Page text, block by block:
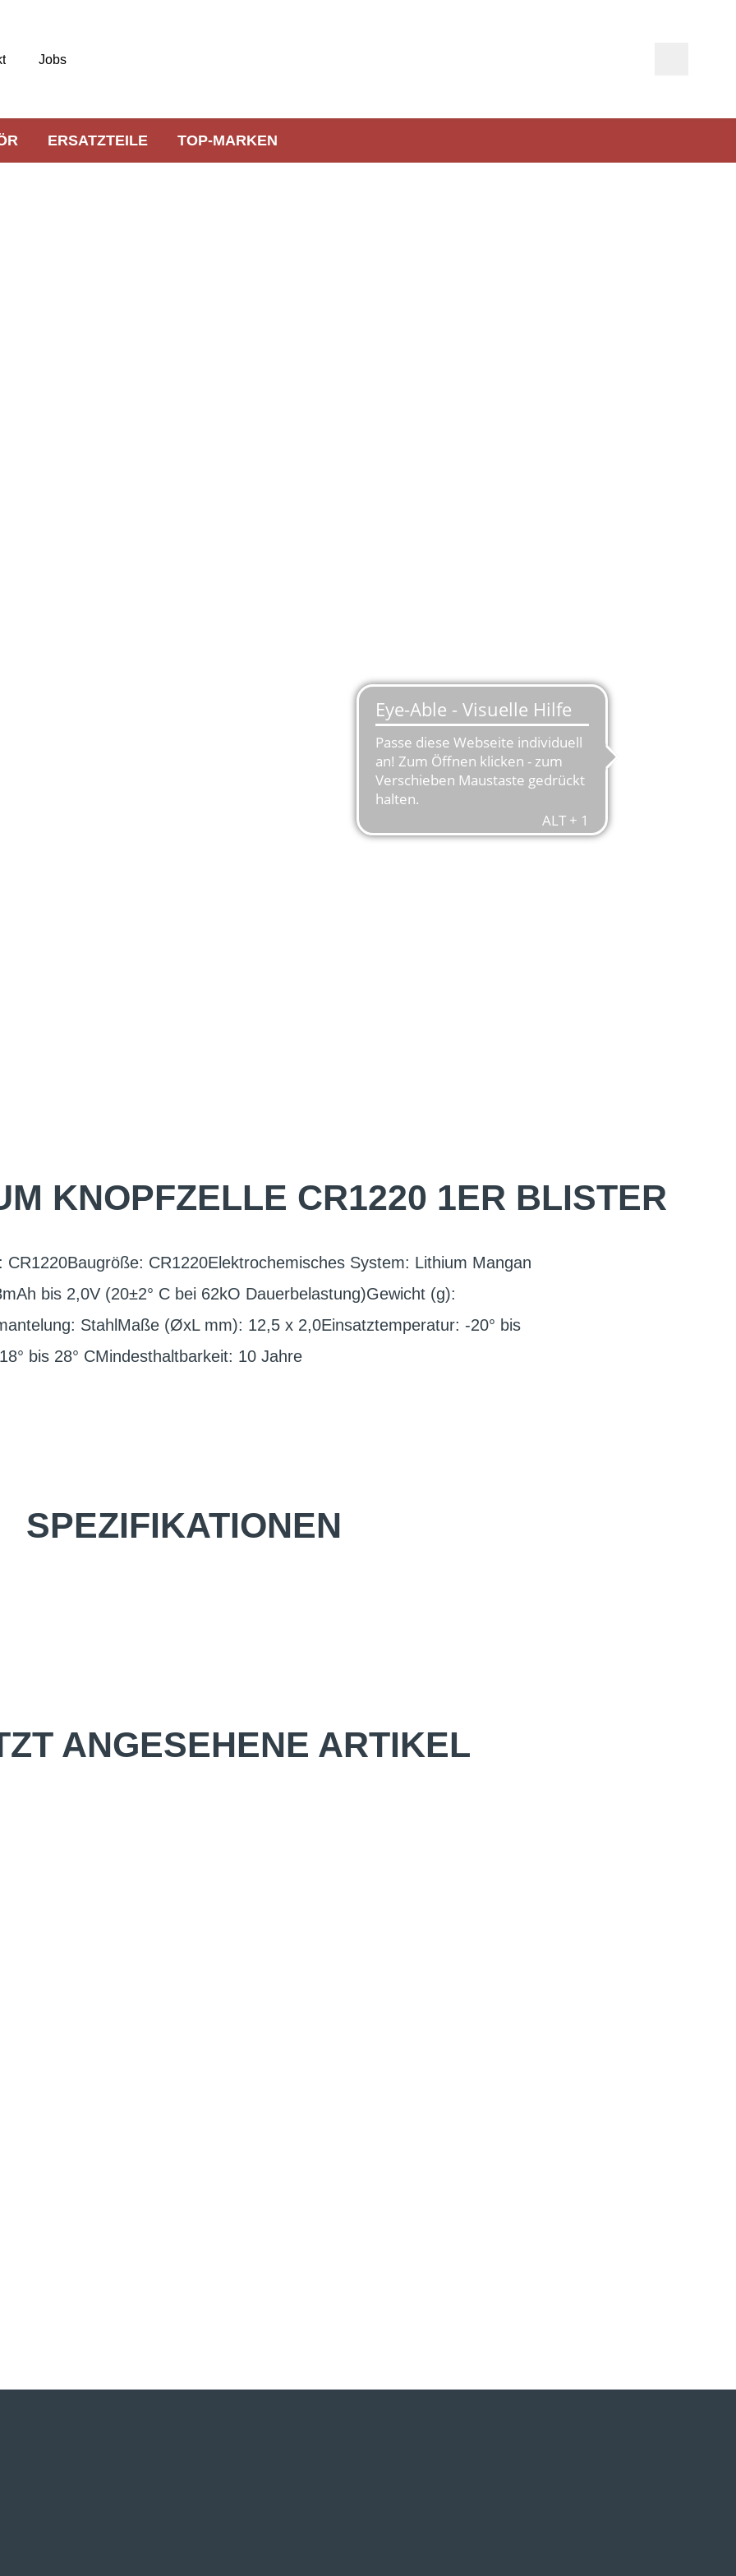
Jobs
ERSATZTEILE TOP-MARKEN
KNOPFZELLE CR1220 1ER BLISTER
CR1220Elektrochemisches System: Lithium Mangan
bis 2,0V (20±2° C bei 62kO Dauerbelastung)Gewicht (g):
StahlMaße (ØxL mm): 12,5 x 2,0Einsatztemperatur: -20° bis
bis 28° CMindesthaltbarkeit: 10 Jahre
SPEZIFIKATIONEN
ANGESEHENE ARTIKEL